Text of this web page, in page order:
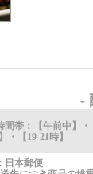
-
間帯：【午前中】・
・【19-21時】
日本郵便